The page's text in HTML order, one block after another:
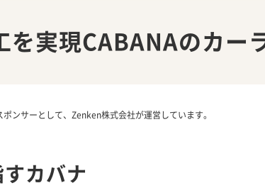
実現CABANAのカー
ンサーとして、Zenken株式会社が運営しています。
カバナ